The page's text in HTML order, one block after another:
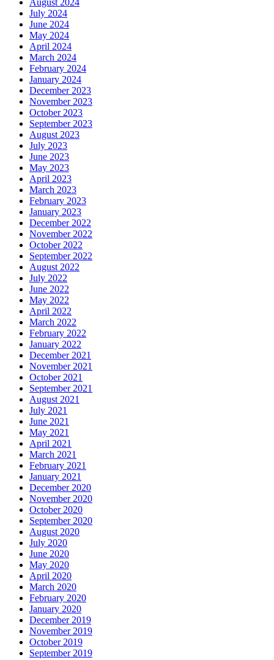
August 2024
July 2024
June 2024
May 2024
April 2024
March 2024
February 2024
January 2024
December 2023
November 2023
October 2023
September 2023
August 2023
July 2023
June 2023
May 2023
April 2023
March 2023
February 2023
January 2023
December 2022
November 2022
October 2022
September 2022
August 2022
July 2022
June 2022
May 2022
April 2022
March 2022
February 2022
January 2022
December 2021
November 2021
October 2021
September 2021
August 2021
July 2021
June 2021
May 2021
April 2021
March 2021
February 2021
January 2021
December 2020
November 2020
October 2020
September 2020
August 2020
July 2020
June 2020
May 2020
April 2020
March 2020
February 2020
January 2020
December 2019
November 2019
October 2019
September 2019